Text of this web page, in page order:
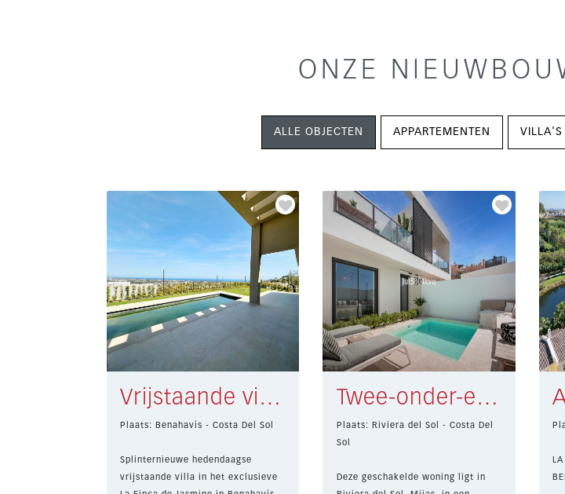
ONZE
ALLE OBJECTEN APPARTEMENTEN VILLA'S
Vrijstaande villa Benahavís € 1.895.000,-
Plaats: Benahavís - Costa Del Sol
Splinternieuwe hedendaagse
vrijstaande villa in het exclusieve
Twee-onder-een-kapwoning Riviera del Sol € 850.000,-
Plaats: Riviera del Sol - Costa Del
Sol
Deze geschakelde woning ligt in